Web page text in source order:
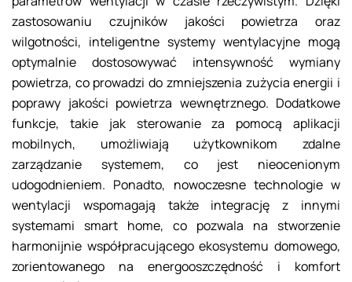
zastosowaniu czujników jakości powietrza oraz
wilgotności, inteligentne systemy wentylacyjne mogą
optymalnie dostosowywać intensywność wymiany
powietrza, co prowadzi do zmniejszenia zużycia energii i
poprawy jakości powietrza wewnętrznego. Dodatkowe
funkcje, takie jak sterowanie za pomocą aplikacji
mobilnych, umożliwiają użytkownikom zdalne
zarządzanie systemem, co jest nieocenionym
udogodnieniem. Ponadto, nowoczesne technologie w
wentylacji wspomagają także integrację z innymi
systemami smart home, co pozwala na stworzenie
harmonijnie współpracującego ekosystemu domowego,
zorientowanego na energooszczędność i komfort